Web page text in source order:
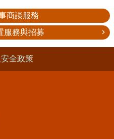
商談服務
服務與招募
全政策